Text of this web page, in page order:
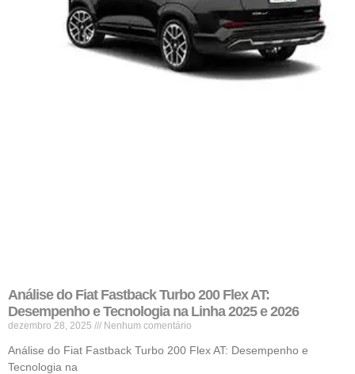
Análise do Fiat Fastback Turbo 200 Flex AT:
Desempenho e Tecnologia na Linha 2025 e 2026
dezembro 28, 2025 Nenhum comentário
Análise do Fiat Fastback Turbo 200 Flex AT: Desempenho e
Tecnologia na